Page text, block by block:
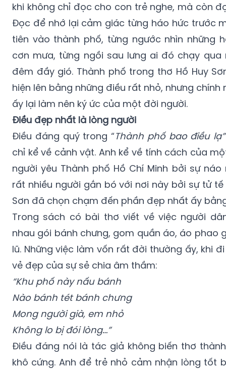
khi không chỉ đọc cho con trẻ nghe, mà còn
Đọc để nhớ lại cảm giác từng háo hức trước
tiên vào thành phố, từng ngước nhìn những
cơn mưa, từng ngồi sau lưng ai đó chạy qua
đêm đầy gió. Thành phố trong thơ Hồ Huy
hiện lên bằng những điều rất nhỏ, nhưng chính
ấy lại làm nên ký ức của một đời người.
Điều đẹp nhất là lòng người
Điều đáng quý trong “Thành phố bao điều
chỉ kể về cảnh vật. Anh kể về tính cách của
người yêu Thành phố Hồ Chí Minh bởi sự náo
rất nhiều người gắn bó với nơi này bởi sự tử tế
Sơn đã chọn chạm đến phần đẹp nhất ấy
Trong sách có bài thơ viết về việc người
nhau gói bánh chưng, gom quần áo, áo phao
lũ. Những việc làm vốn rất đời thường ấy, khi
vẻ đẹp của sự sẻ chia âm thầm:
“Khu phố này nấu bánh
Nào bánh tét bánh chưng
Mong người già, em nhỏ
Không lo bị đói lòng…”
Điều đáng nói là tác giả không biến thơ
khô cứng. Anh để trẻ nhỏ cảm nhận lòng tốt